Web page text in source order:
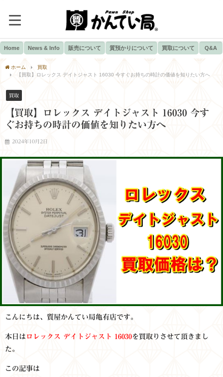
Home News & Info 販売について 質預かりについて 買取について Q&A
ホーム
買取
【買取】ロレックス デイトジャスト 16030 今すぐお持ちの時計の価値を知りたい方へ
買取
【買取】ロレックス デイトジャスト 16030 今す
ぐお持ちの時計の価値を知りたい方へ
2024年10月2日
こんにちは、質屋かんてい局亀有店です。
本日は ロレックス デイトジャスト 16030を買取りさせて頂きまし
た。
この記事は